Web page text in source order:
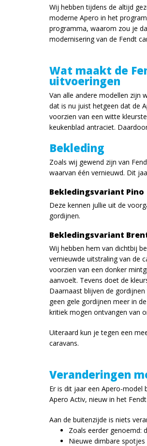
Wij hebben tijdens de altijd
moderne Apero in het
programma, waarom zou je
modernisering van de Fendt
Wat maakt de
uitvoeringen
Van alle andere modellen zijn
dat is nu juist hetgeen dat de
voorzien van een witte
keukenblad antraciet.
Bekleding
Zoals wij gewend zijn van
waarvan één vernieuwd. Dit
Bekledingsvariant Pino
Deze kennen jullie uit de
gordijnen.
Bekledingsvariant
Wij hebben hem van dichtbij
vernieuwde uitstraling van de
voorzien van een donker
aanvoelt. Tevens doet de
Daarnaast blijven de
geen gele gordijnen meer in
kritiek mogen ontvangen van
Uiteraard kun je tegen een
caravans.
Veranderingen
Er is dit jaar een Apero-model
Apero Activ, nieuw in het
Aan de buitenzijde is niets
Zoals eerder genoemd:
Nieuwe dimbare